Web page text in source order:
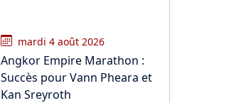
mardi 4 août 2026
Angkor Empire Marathon :
Succès pour Vann Pheara et
Kan Sreyroth